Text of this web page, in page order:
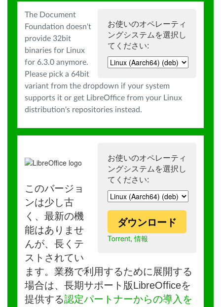
お使いのオペレーティ
ングシステムを選択し
てください:
The Document
Foundation doesn't
provide 32bit
binaries for Linux
for 6.3.0 anymore.
Please pick a 64bit
variant from the dropdown if your system
supports it or get LibreOffice from your Linux
distribution's repositories instead.
お使いのオペレーティ
ングシステムを選択し
てください:
ダウンロード
Torrent,情報
このバージョ
ンは少し古
く、最新の機
能はありませ
んが、長くテ
ストされてい
ます。業務で利用するために展開する
場合は、長期サポート版LibreOfficeを
提供する認定パートナーからの導入を